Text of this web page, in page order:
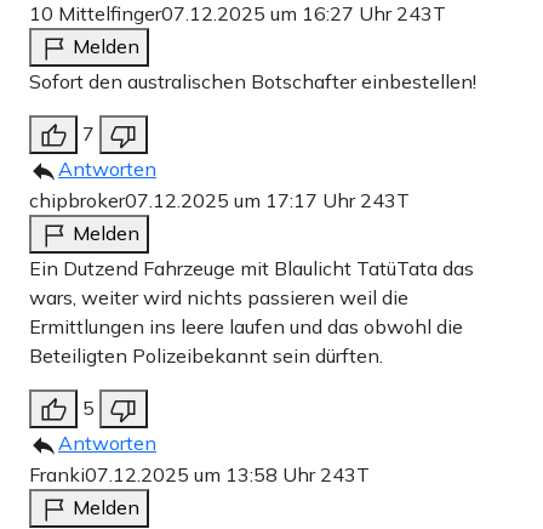
10 Mittelfinger07.12.2025 um 16:27 Uhr 243T
Melden
Sofort den australischen Botschafter einbestellen!
7
Antworten
chipbroker07.12.2025 um 17:17 Uhr 243T
Melden
Ein Dutzend Fahrzeuge mit Blaulicht TatüTata das
wars, weiter wird nichts passieren weil die
Ermittlungen ins leere laufen und das obwohl die
Beteiligten Polizeibekannt sein dürften.
5
Antworten
Franki07.12.2025 um 13:58 Uhr 243T
Melden